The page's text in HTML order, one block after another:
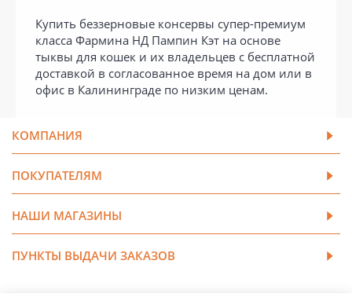
Купить беззерновые консервы супер-премиум
класса Фармина НД Пампин Кэт на основе
тыквы для кошек и их владельцев с бесплатной
доставкой в согласованное время на дом или в
офис в Калининграде по низким ценам.
КОМПАНИЯ
ПОКУПАТЕЛЯМ
НАШИ МАГАЗИНЫ
ПУНКТЫ ВЫДАЧИ ЗАКАЗОВ